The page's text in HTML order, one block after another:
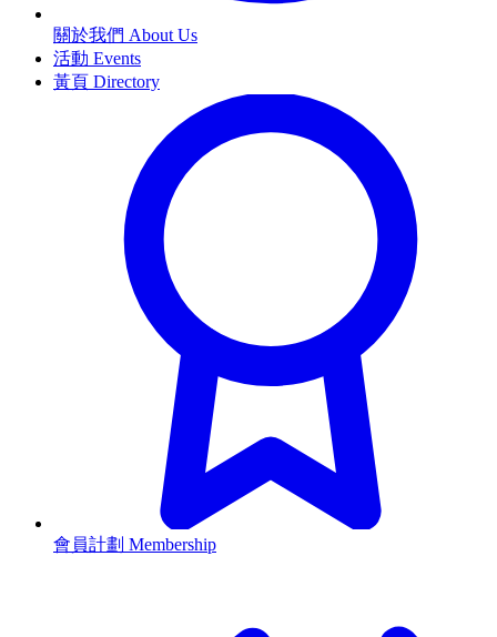
關於我們 About Us
活動 Events
黃頁 Directory
會員計劃 Membership